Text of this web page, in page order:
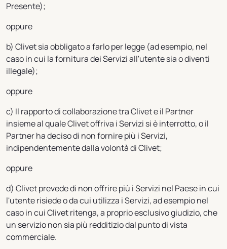
Presente);
oppure
b) Clivet sia obbligato a farlo per legge (ad esempio, nel
caso in cui la fornitura dei Servizi all'utente sia o diventi
illegale);
oppure
c) Il rapporto di collaborazione tra Clivet e il Partner
insieme al quale Clivet offriva i Servizi si è interrotto, o il
Partner ha deciso di non fornire più i Servizi,
indipendentemente dalla volontà di Clivet;
oppure
d) Clivet prevede di non offrire più i Servizi nel Paese in cui
l'utente risiede o da cui utilizza i Servizi, ad esempio nel
caso in cui Clivet ritenga, a proprio esclusivo giudizio, che
un servizio non sia più redditizio dal punto di vista
commerciale.